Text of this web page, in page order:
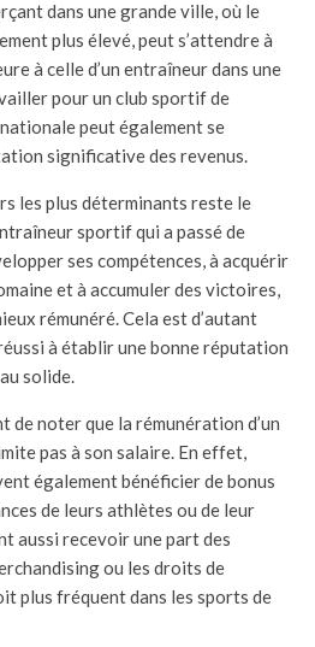
dans une grande ville, où le
plus élevé, peut s’attendre à
à celle d’un entraîneur dans une
pour un club sportif de
peut également se
significative des revenus.
les plus déterminants reste le
sportif qui a passé de
ses compétences, à acquérir
et à accumuler des victoires,
rémunéré. Cela est d’autant
à établir une bonne réputation
solide.
de noter que la rémunération d’un
pas à son salaire. En effet,
également bénéficier de bonus
de leurs athlètes ou de leur
aussi recevoir une part des
ou les droits de
plus fréquent dans les sports de